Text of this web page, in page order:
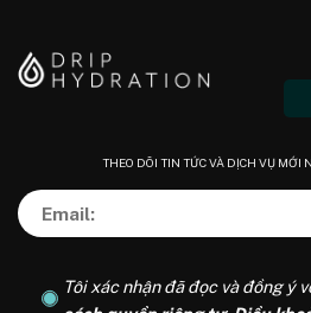
THEO DÕI TIN TỨC VÀ DỊCH VỤ MỚI
Tôi xác nhận đã đọc và đồng ý